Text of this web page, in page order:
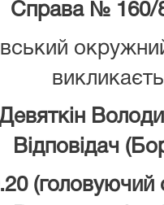
Справа № 160/
Відповідач